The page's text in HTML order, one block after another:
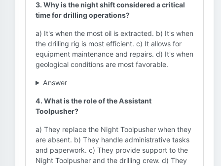
3. Why is the night shift considered a critical
time for drilling operations?
a) It's when the most oil is extracted. b) It's when
the drilling rig is most efficient. c) It allows for
equipment maintenance and repairs. d) It's when
geological conditions are most favorable.
Answer
4. What is the role of the Assistant
Toolpusher?
a) They replace the Night Toolpusher when they
are absent. b) They handle administrative tasks
and paperwork. c) They provide support to the
Night Toolpusher and the drilling crew. d) They